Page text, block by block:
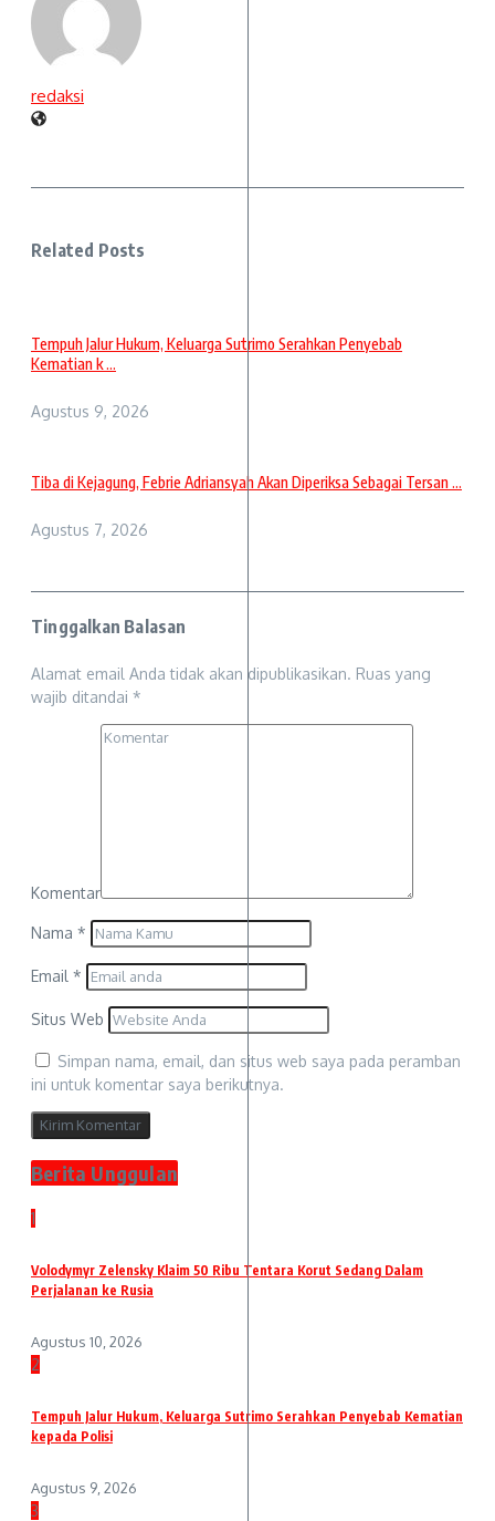
redaksi
Related Posts
Tempuh Jalur Hukum, Keluarga Sutrimo Serahkan Penyebab
Kematian k ...
Agustus 9, 2026
Tiba di Kejagung, Febrie Adriansyah Akan Diperiksa Sebagai Tersan ...
Agustus 7, 2026
Tinggalkan Balasan
Alamat email Anda tidak akan dipublikasikan. Ruas yang
wajib ditandai *
Komentar
Nama *
Email *
Situs Web
Simpan nama, email, dan situs web saya pada peramban
ini untuk komentar saya berikutnya.
Berita Unggulan
1
Volodymyr Zelensky Klaim 50 Ribu Tentara Korut Sedang Dalam
Perjalanan ke Rusia
Agustus 10, 2026
2
Tempuh Jalur Hukum, Keluarga Sutrimo Serahkan Penyebab Kematian
kepada Polisi
Agustus 9, 2026
3